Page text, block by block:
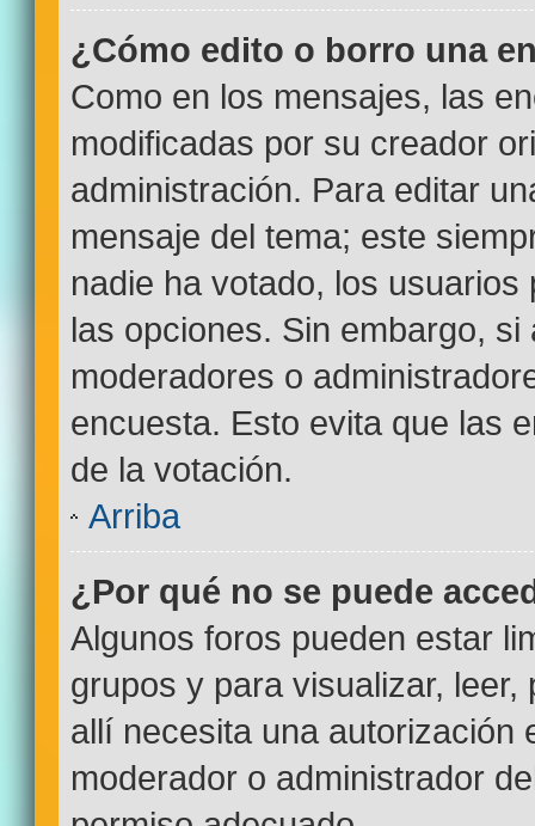
¿Cómo edito o borro una
Como en los mensajes, las
modificadas por su creador
administración. Para editar
mensaje del tema; este
nadie ha votado, los
las opciones. Sin embargo,
moderadores o
encuesta. Esto evita que las
de la votación.
Arriba
¿Por qué no se puede
Algunos foros pueden estar
grupos y para visualizar,
allí necesita una autorización
moderador o administrador